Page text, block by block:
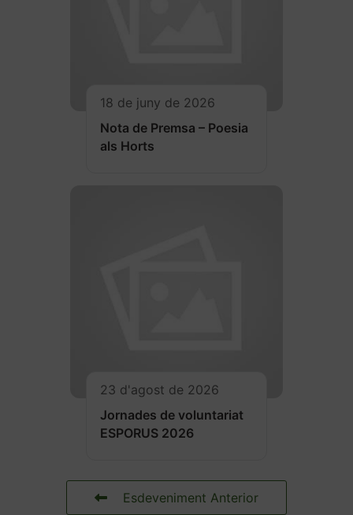
18 de juny de 2026
Nota de Premsa – Poesia
als Horts
23 d'agost de 2026
Jornades de voluntariat
ESPORUS 2026
Esdeveniment Anterior